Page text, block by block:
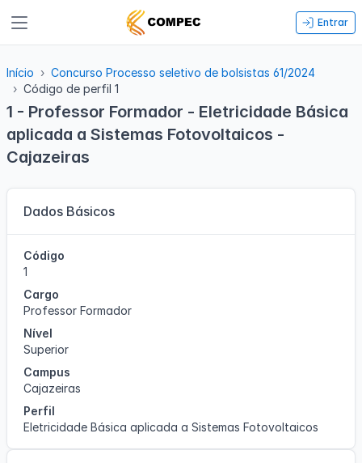
Entrar
Início
Concurso Processo seletivo de bolsistas 61/2024
Código de perfil 1
1 - Professor Formador - Eletricidade Básica
aplicada a Sistemas Fotovoltaicos -
Cajazeiras
Dados Básicos
Código
1
Cargo
Professor Formador
Nível
Superior
Campus
Cajazeiras
Perfil
Eletricidade Básica aplicada a Sistemas Fotovoltaicos